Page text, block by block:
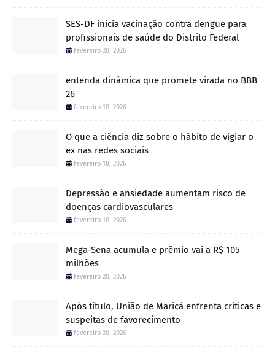
SES-DF inicia vacinação contra dengue para
profissionais de saúde do Distrito Federal
fevereiro 20, 2026
entenda dinâmica que promete virada no BBB
26
fevereiro 18, 2026
O que a ciência diz sobre o hábito de vigiar o
ex nas redes sociais
fevereiro 18, 2026
Depressão e ansiedade aumentam risco de
doenças cardiovasculares
fevereiro 18, 2026
Mega-Sena acumula e prêmio vai a R$ 105
milhões
fevereiro 20, 2026
Após título, União de Maricá enfrenta críticas e
suspeitas de favorecimento
fevereiro 20, 2026